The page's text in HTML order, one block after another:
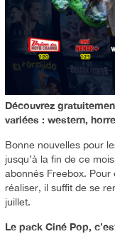
Découvrez
variées : western,
Bonne nouvelles pour
jusqu’à la fin de ce
abonnés Freebox. Pour
réaliser, il suffit de se
juillet.
Le pack Ciné Pop,